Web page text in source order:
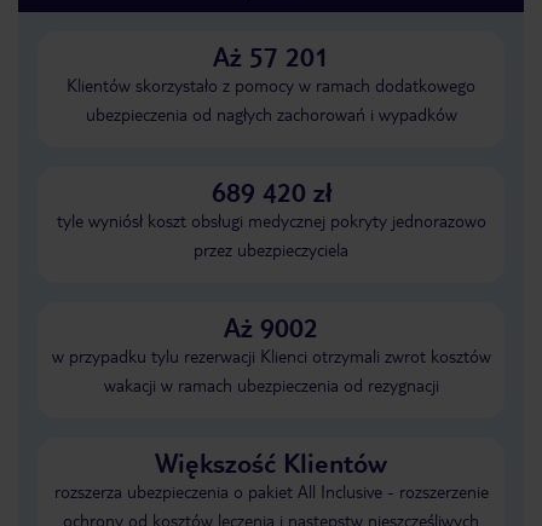
Aż 57 201
Klientów skorzystało z pomocy w ramach dodatkowego
ubezpieczenia od nagłych zachorowań i wypadków
689 420 zł
tyle wyniósł koszt obsługi medycznej pokryty jednorazowo
przez ubezpieczyciela
Aż 9002
w przypadku tylu rezerwacji Klienci otrzymali zwrot kosztów
wakacji w ramach ubezpieczenia od rezygnacji
Większość Klientów
rozszerza ubezpieczenia o pakiet All Inclusive - rozszerzenie
ochrony od kosztów leczenia i następstw nieszczęśliwych